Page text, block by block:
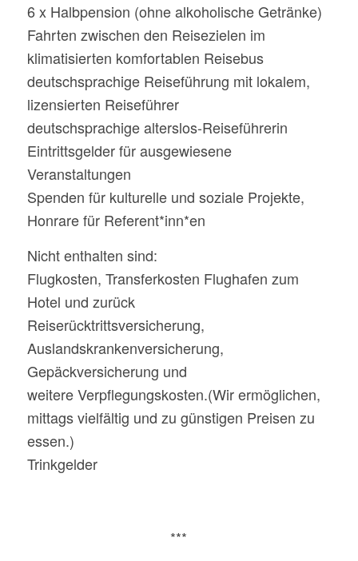
6 x Halbpension (ohne alkoholische Getränke)
Fahrten zwischen den Reisezielen im
klimatisierten komfortablen Reisebus
deutschsprachige Reiseführung mit lokalem,
lizensierten Reiseführer
deutschsprachige alterslos-Reiseführerin
Eintrittsgelder für ausgewiesene
Veranstaltungen
Spenden für kulturelle und soziale Projekte,
Honrare für Referent*inn*en
Nicht enthalten sind:
Flugkosten, Transferkosten Flughafen zum
Hotel und zurück
Reiserücktrittsversicherung,
Auslandskrankenversicherung,
Gepäckversicherung und
weitere Verpflegungskosten.(Wir ermöglichen,
mittags vielfältig und zu günstigen Preisen zu
essen.)
Trinkgelder
***